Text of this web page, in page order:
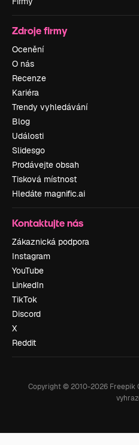
Zdroje firmy
Ocenění
O nás
Recenze
Kariéra
Trendy vyhledávání
Blog
Události
Slidesgo
Prodávejte obsah
Tisková místnost
Hledáte magnific.ai
Kontaktujte nás
Zákaznická podpora
Instagram
YouTube
LinkedIn
TikTok
Discord
X
Reddit
Copyright © 2010-2026 Freepik